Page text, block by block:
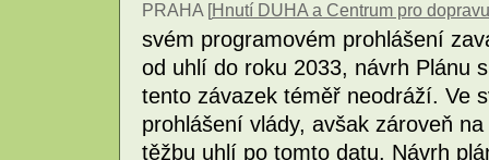
PRAHA [Hnutí DUHA a Centrum pro
svém programovém prohlášení
od uhlí do roku 2033, návrh Plánu
tento závazek téměř neodráží. Ve
prohlášení vlády, avšak zároveň
těžbu uhlí po tomto datu. Návrh